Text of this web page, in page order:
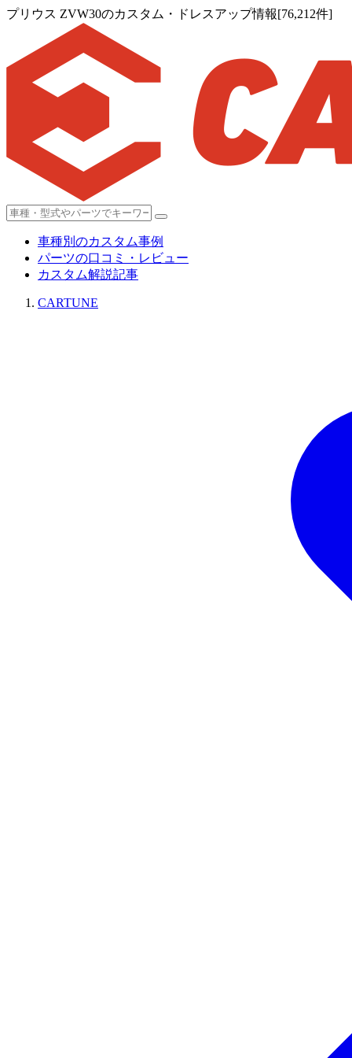
プリウス ZVW30のカスタム・ドレスアップ情報[76,212件]
車種別のカスタム事例
パーツの口コミ・レビュー
カスタム解説記事
CARTUNE